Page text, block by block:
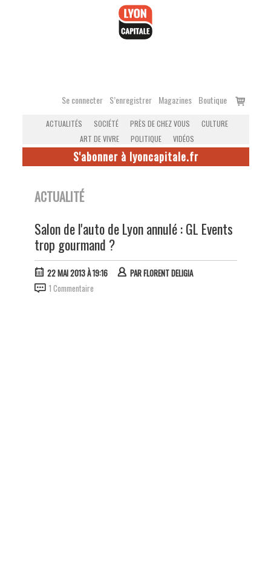
Se connecter S’enregistrer Magazines Boutique
Voir
ACTUALITÉS SOCIÉTÉ PRÈS DE CHEZ VOUS
CULTURE
ART DE VIVRE
POLITIQUE VIDÉOS
S'abonner à lyoncapitale.fr
ACTUALITÉ
Salon de l'auto de Lyon annulé : GL Events
trop gourmand ?
22 MAI 2013 À 19:16 PARFLORENT DELIGIA
1 Commentaire